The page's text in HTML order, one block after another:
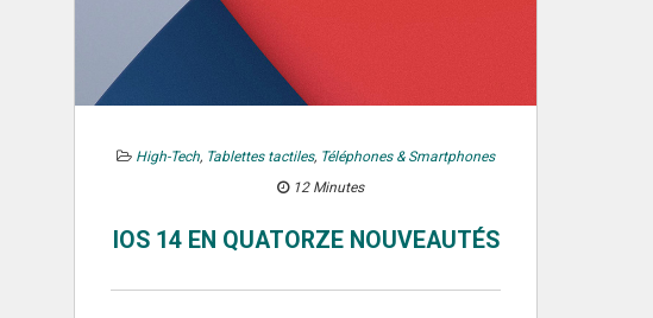
High-Tech, Tablettes tactiles, Téléphones & Smartphones
12 Minutes
IOS 14 EN QUATORZE NOUVEAUTÉS